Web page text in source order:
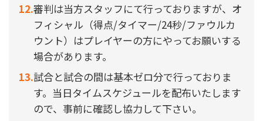
審判は当方スタッフにて行っておりますが、オ
フィシャル（得点/タイマー/24秒/ファウルカ
ウント）はプレイヤーの方にやってお願いする
場合があります。
試合と試合の間は基本ゼロ分で行っておりま
す。当日タイムスケジュールを配布いたします
ので、事前に確認し協力して下さい。